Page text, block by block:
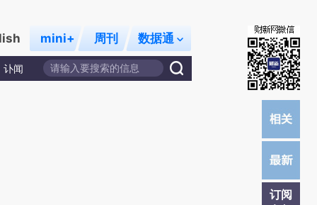
mini+ 周刊 数据通
讣闻
订阅